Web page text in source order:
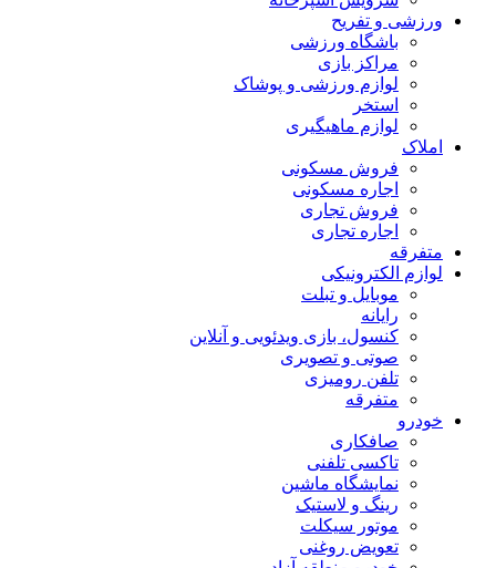
ورزشی و تفریح
باشگاه ورزشی
مراکز بازی
لوازم ورزشی و پوشاک
استخر
لوازم ماهیگیری
املاک
فروش مسکونی
اجاره مسکونی
فروش تجاری
اجاره تجاری
متفرقه
لوازم الکترونیکی
موبایل و تبلت
رایانه
کنسول، بازی‌ ویدئویی و آنلاین
صوتی و تصویری
تلفن رومیزی
متفرقه
خودرو
صافکاری
تاکسی تلفنی
نمایشگاه ماشین
رینگ و لاستیک
موتور سیکلت
تعویض روغنی